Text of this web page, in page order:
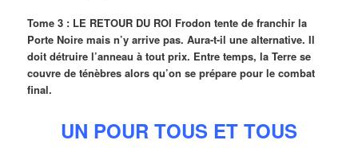
Tome 3 : LE RETOUR DU ROI Frodon tente de franchir la
Porte Noire mais n’y arrive pas. Aura-t-il une alternative. Il
doit détruire l’anneau à tout prix. Entre temps, la Terre se
couvre de ténèbres alors qu’on se prépare pour le combat
final.
UN POUR TOUS ET TOUS